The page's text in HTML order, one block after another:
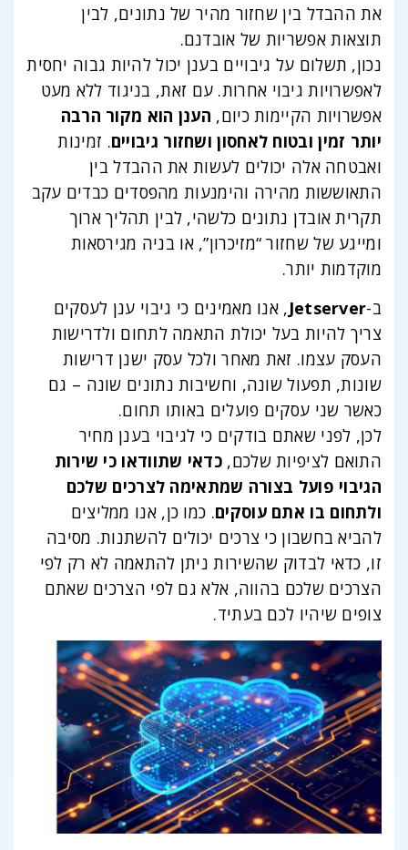
את ההבדל בין שחזור מהיר של נתונים, לבין
תוצאות אפשריות של אובדנם.
נכון, תשלום על גיבויים בענן יכול להיות גבוה יחסית
לאפשרויות גיבוי אחרות. עם זאת, בניגוד ללא מעט
אפשרויות הקיימות כיום, הענן הוא מקור הרבה
יותר זמין ובטוח לאחסון ושחזור גיבויים. זמינות
ואבטחה אלה יכולים לעשות את ההבדל בין
התאוששות מהירה והימנעות מהפסדים כבדים עקב
תקרית אובדן נתונים כלשהי, לבין תהליך ארוך
ומייגע של שחזור “מזיכרון”, או בניה מגירסאות
מוקדמות יותר.
ב-Jetserver, אנו מאמינים כי גיבוי ענן לעסקים
צריך להיות בעל יכולת התאמה לתחום ולדרישות
העסק עצמו. זאת מאחר ולכל עסק ישנן דרישות
שונות, תפעול שונה, וחשיבות נתונים שונה – גם
כאשר שני עסקים פועלים באותו תחום.
לכן, לפני שאתם בודקים כי לגיבוי בענן מחיר
התואם לציפיות שלכם, כדאי שתוודאו כי שירות
הגיבוי פועל בצורה שמתאימה לצרכים שלכם
ולתחום בו אתם עוסקים. כמו כן, אנו ממליצים
להביא בחשבון כי צרכים יכולים להשתנות. מסיבה
זו, כדאי לבדוק שהשירות ניתן להתאמה לא רק לפי
הצרכים שלכם בהווה, אלא גם לפי הצרכים שאתם
צופים שיהיו לכם בעתיד.